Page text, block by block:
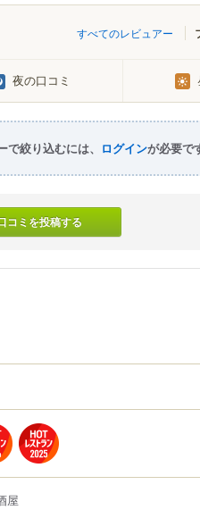
すべてのレビュアー
夜の口コミ
絞り込むには、 ログインが必要で
コミを投稿する
屋